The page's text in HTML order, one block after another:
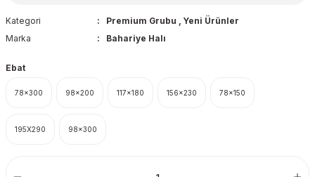
Kategori Premium Grubu , Yeni Ürünler
Marka
Bahariye Halı
Ebat
78x300 98x200 117x180 156x230 78x150
195X290 98x300